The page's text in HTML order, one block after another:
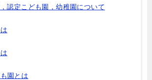
認定こども園，幼稚園について
園とは